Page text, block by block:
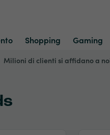
Shopping Gaming
Milioni di clienti si affidano a